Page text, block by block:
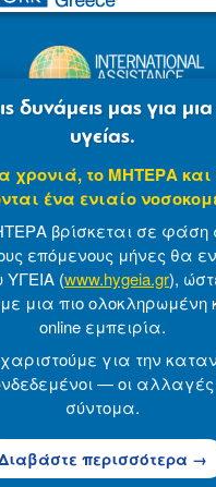
MITERA S.A
of Use Made by
© 2026 ΜΗΤΕΡΑ Α.Ε
δυνάμεις μας για
υγείας.
χρονιά, το ΜΗΤΕΡΑ και
ένα ενιαίο
βρίσκεται σε
επόμενους μήνες θα
ΥΓΕΙΑ (www.hygeia.gr),
μια πιο ολοκληρωμένη
online εμπειρία.
για την
— οι
σύντομα.
περισσότερα →